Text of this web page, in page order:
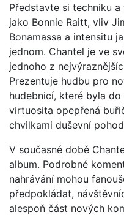
Představte si techniku
jako Bonnie Raitt, vliv
Bonamassa a intensitu
jednom. Chantel je ve
jednoho z
Prezentuje hudbu pro
hudebnicí, které byla
virtuosita opepřená
chvilkami duševní
V současné době
album. Podrobné
nahrávání mohou
předpokládat,
alespoň část nových